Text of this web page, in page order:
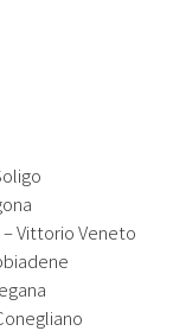
– Vittorio Veneto